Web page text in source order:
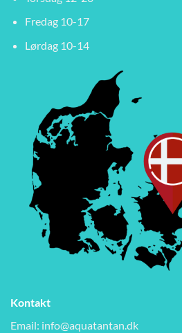
Fredag 10-17
Lørdag 10-14
Kontakt
Email: info@aquatantan.dk